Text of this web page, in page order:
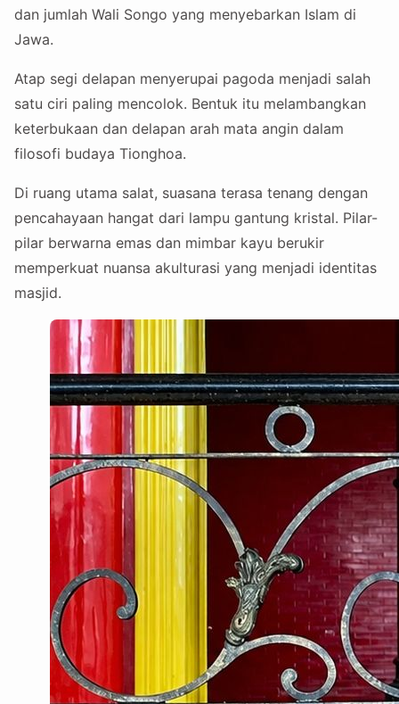
dan jumlah Wali Songo yang menyebarkan Islam di
Jawa.
Atap segi delapan menyerupai pagoda menjadi salah
satu ciri paling mencolok. Bentuk itu melambangkan
keterbukaan dan delapan arah mata angin dalam
filosofi budaya Tionghoa.
Di ruang utama salat, suasana terasa tenang dengan
pencahayaan hangat dari lampu gantung kristal. Pilar-
pilar berwarna emas dan mimbar kayu berukir
memperkuat nuansa akulturasi yang menjadi identitas
masjid.